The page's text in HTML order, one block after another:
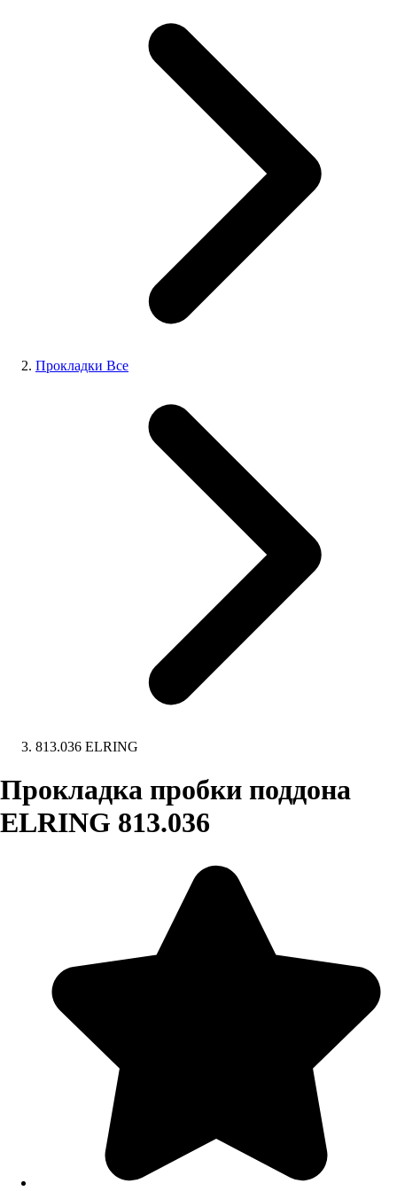
Прокладки Все
813.036 ELRING
Прокладка пробки поддона
ELRING 813.036